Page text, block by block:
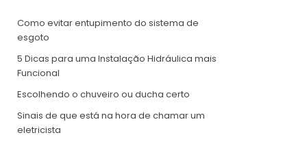
Como evitar entupimento do sistema de
esgoto
5 Dicas para uma Instalação Hidráulica mais
Funcional
Escolhendo o chuveiro ou ducha certo
Sinais de que está na hora de chamar um
eletricista